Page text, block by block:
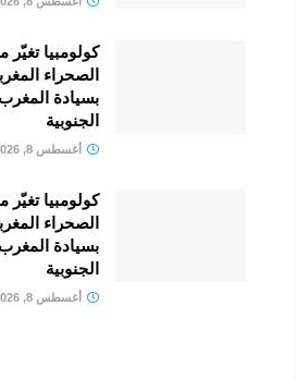
كولومبيا
الصحراء
بسيادة
الجنوبية
أغسطس 8, 2026
كولومبيا
الصحراء
بسيادة
الجنوبية
أغسطس 8, 2026